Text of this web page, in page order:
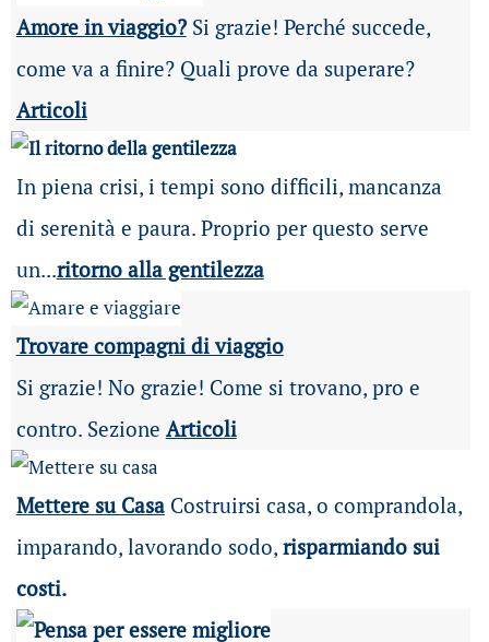
Amore in viaggio?Si grazie! Perché succede,
come va a finire? Quali prove da superare?
Articoli
In piena crisi, i tempi sono difficili, mancanza
di serenità e paura. Proprio per questo serve
un...ritorno alla gentilezza
Trovare compagni di viaggio
Si grazie! No grazie! Come si trovano, pro e
contro. Sezione Articoli
Mettere su Casa Costruirsi casa, o comprandola,
imparando, lavorando sodo, risparmiando sui
costi.